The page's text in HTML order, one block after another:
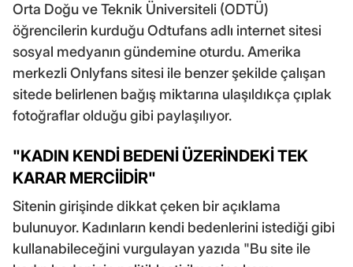
Orta Doğu ve Teknik Üniversiteli (ODTÜ)
öğrencilerin kurduğu Odtufans adlı internet sitesi
sosyal medyanın gündemine oturdu. Amerika
merkezli Onlyfans sitesi ile benzer şekilde çalışan
sitede belirlenen bağış miktarına ulaşıldıkça çıplak
fotoğraflar olduğu gibi paylaşılıyor.
"KADIN KENDİ BEDENİ ÜZERİNDEKİ TEK
KARAR MERCİİDİR"
Sitenin girişinde dikkat çeken bir açıklama
bulunuyor. Kadınların kendi bedenlerini istediği gibi
kullanabileceğini vurgulayan yazıda "Bu site ile